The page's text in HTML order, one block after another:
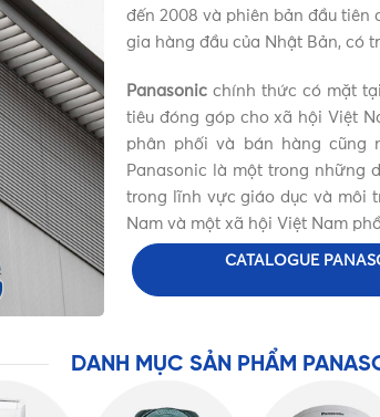
đến 2008 và phiên bản đầu tiên
gia hàng đầu của Nhật Bản, có
Panasonic chính thức có mặt
tiêu đóng góp cho xã hội Việt
phân phối và bán hàng cũng
Panasonic là một trong những
trong lĩnh vực giáo dục và môi
Nam và một xã hội Việt Nam
CATALOGUE
DANH MỤC SẢN PHẨM